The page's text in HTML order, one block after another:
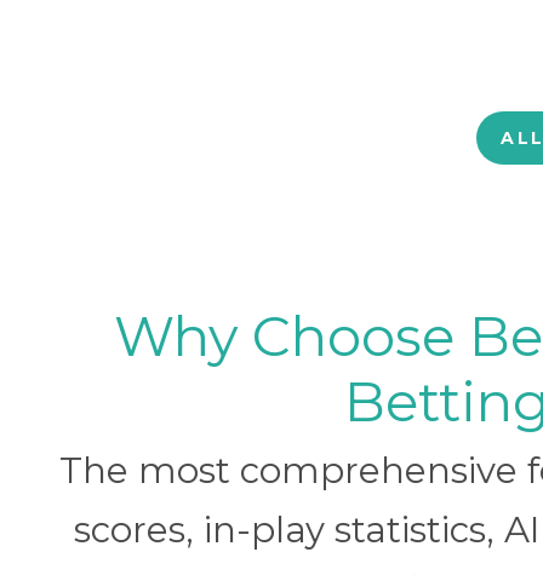
Why Choose
The most
scores, in-play statistics,